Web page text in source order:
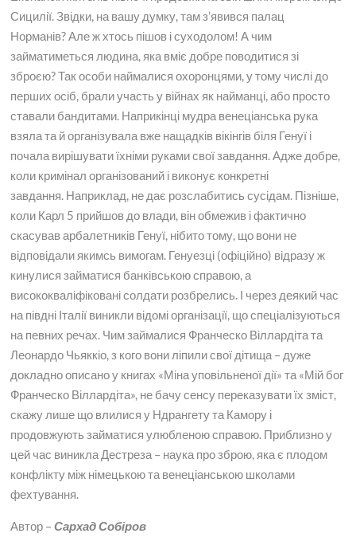
Сицилії. Звідки, на вашу думку, там з’явився палац
Норманів? Але ж хтось пішов і суходолом! А чим
займатиметься людина, яка вміє добре поводитися зі
зброєю? Так особи наймалися охоронцями, у тому числі до
перших осіб, брали участь у війнах як найманці, або просто
ставали бандитами. Наприкінці мудра венеціанська рука
взяла та й організувала вже нащадків вікінгів біля Генуї і
почала вирішувати їхніми руками свої завдання. Адже добре,
коли кримінал організований і виконує конкретні
завдання. Наприклад, не дає розслабитись сусідам. Пізніше,
коли Карл 5 прийшов до влади, він обмежив і фактично
скасував арбалетників Генуї, нібито тому, що вони не
відповідали якимсь вимогам. Генуезці (офіційно) відразу ж
кинулися займатися банківською справою, а
висококваліфіковані солдати розбрелись. І через деякий час
на півдні Італії виникли відомі організації, що спеціалізуються
на певних речах. Чим займалися Франческо Віллардіта та
Леонардо Чьяккіо, з кого вони ліпили свої дітища – дуже
докладно описано у книгах «Міна уповільненої дії» та «Мій бог
Франческо Віллардіта», не бачу сенсу переказувати їх зміст,
скажу лише що влилися у Ндрангету та Камору і
продовжують займатися улюбленою справою. Приблизно у
цей час виникла Дестреза – наука про зброю, яка є плодом
конфлікту між німецькою та венеціанською школами
фехтування.
Автор –Сархад Собіров